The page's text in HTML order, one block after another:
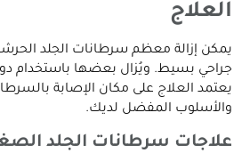
العلاج
يمكن إزالة معظم سرطانات الجلد
جراحي بسيط. ويُزال بعضها باستخدام
يعتمد العلاج على مكان الإصابة
والأسلوب المفضل لديك.
علاجات سرطانات الجلد